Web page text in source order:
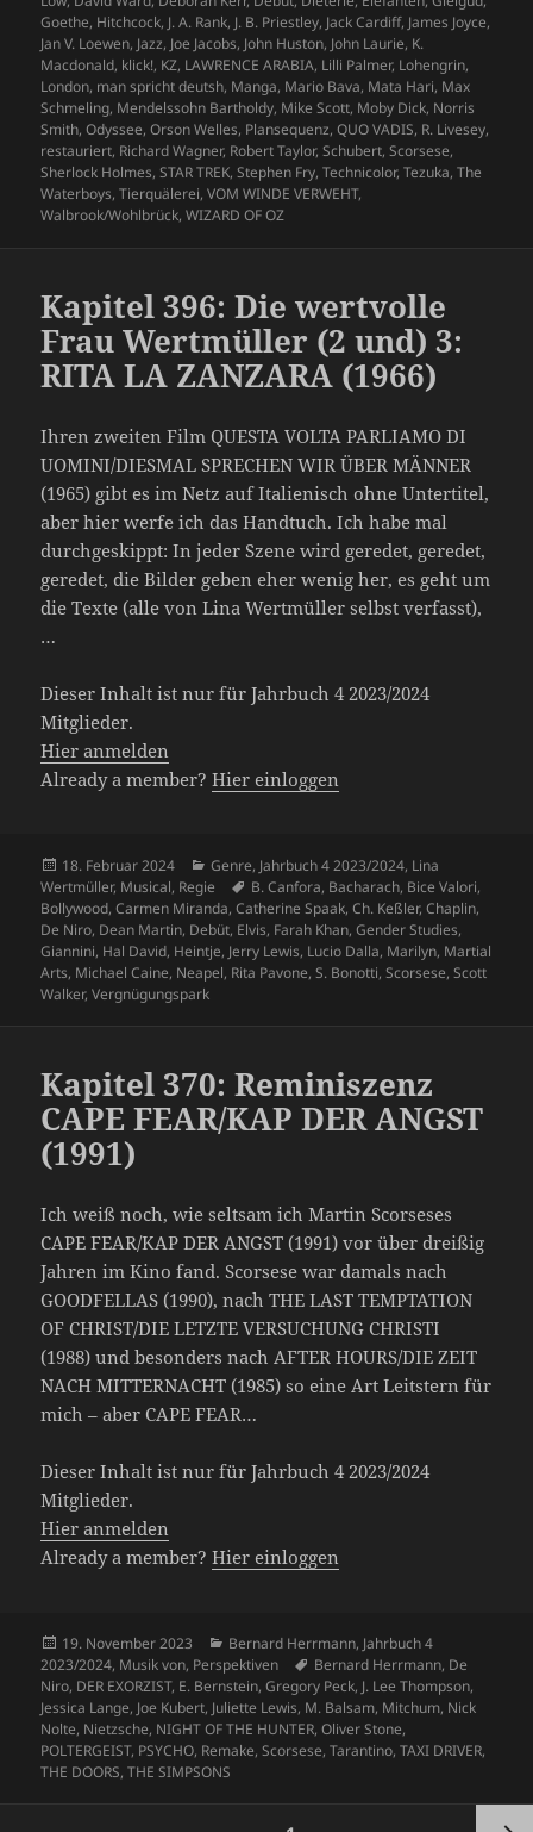
Goethe, Hitchcock, J. A. Rank, J. B. Priestley, Jack Cardiff, James Joyce,
Jan V. Loewen, Jazz, Joe Jacobs, John Huston, John Laurie, K.
Macdonald, klick!, KZ, LAWRENCE ARABIA, Lilli Palmer, Lohengrin,
London, man spricht deutsh, Manga, Mario Bava, Mata Hari, Max
Schmeling, Mendelssohn Bartholdy, Mike Scott, Moby Dick, Norris
Smith,Odyssee,Orson Welles, Plansequenz,QUO VADIS, R. Livesey,
restauriert, Richard Wagner, Robert Taylor,Schubert,Scorsese,
Sherlock Holmes,STAR TREK,Stephen Fry,Technicolor,Tezuka,The
Waterboys,Tierquälerei,VOM WINDE VERWEHT,
Walbrook/Wohlbrück,WIZARD OF OZ
Kapitel 396: Die wertvolle
Frau Wertmüller (2 und) 3:
RITA LA ZANZARA (1966)
Ihren zweiten Film QUESTA VOLTA PARLIAMO DI
UOMINI/DIESMAL SPRECHEN WIR ÜBER MÄNNER
(1965) gibt es im Netz auf Italienisch ohne Untertitel,
aber hier werfe ich das Handtuch. Ich habe mal
durchgeskippt: In jeder Szene wird geredet, geredet,
geredet, die Bilder geben eher wenig her, es geht um
die Texte (alle von Lina Wertmüller selbst verfasst),
…
Dieser Inhalt ist nur für Jahrbuch 4 2023/2024
Mitglieder.
Hier anmelden
Already a member?Hier einloggen
Veröffentlicht
am
18. Februar 2024 Kategorien
Genre, Jahrbuch 4 2023/2024, Lina
Wertmüller, Musical, Regie Schlagwörter
B. Canfora, Bacharach, Bice Valori,
Bollywood,Carmen Miranda,Catherine Spaak,Ch. Keßler,Chaplin,
De Niro, Dean Martin, Debüt, Elvis, Farah Khan,Gender Studies,
Giannini, Hal David, Heintje, Jerry Lewis, Lucio Dalla, Marilyn, Martial
Arts, Michael Caine, Neapel, Rita Pavone,S. Bonotti,Scorsese,Scott
Walker,Vergnügungspark
Kapitel 370: Reminiszenz
CAPE FEAR/KAP DER ANGST
(1991)
Ich weiß noch, wie seltsam ich Martin Scorseses
CAPE FEAR/KAP DER ANGST (1991) vor über dreißig
Jahren im Kino fand. Scorsese war damals nach
GOODFELLAS (1990), nach THE LAST TEMPTATION
OF CHRIST/DIE LETZTE VERSUCHUNG CHRISTI
(1988) und besonders nach AFTER HOURS/DIE ZEIT
NACH MITTERNACHT (1985) so eine Art Leitstern für
mich – aber CAPE FEAR…
Dieser Inhalt ist nur für Jahrbuch 4 2023/2024
Mitglieder.
Hier anmelden
Already a member?Hier einloggen
Veröffentlicht
am
19. November 2023 Kategorien
Bernard Herrmann, Jahrbuch 4
2023/2024, Musik von, Perspektiven Schlagwörter
Bernard Herrmann, De
Niro, DER EXORZIST, E. Bernstein,Gregory Peck, J. Lee Thompson,
Jessica Lange, Joe Kubert, Juliette Lewis, M. Balsam, Mitchum, Nick
Nolte, Nietzsche, NIGHT OF THE HUNTER,Oliver Stone,
POLTERGEIST, PSYCHO, Remake,Scorsese,Tarantino,TAXI DRIVER,
THE DOORS,THE SIMPSONS